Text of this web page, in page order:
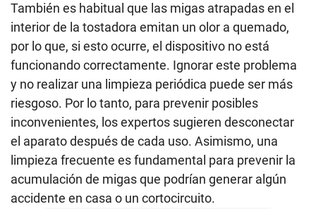
También es habitual que las migas atrapadas en el
interior de la tostadora emitan un olor a quemado,
por lo que, si esto ocurre, el dispositivo no está
funcionando correctamente. Ignorar este problema
y no realizar una limpieza periódica puede ser más
riesgoso. Por lo tanto, para prevenir posibles
inconvenientes, los expertos sugieren desconectar
el aparato después de cada uso. Asimismo, una
limpieza frecuente es fundamental para prevenir la
acumulación de migas que podrían generar algún
accidente en casa o un cortocircuito.